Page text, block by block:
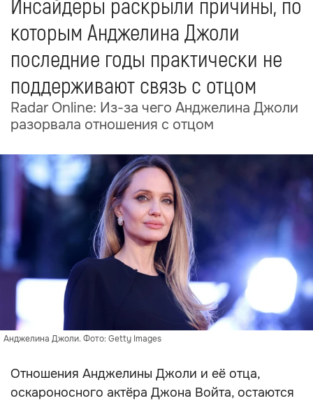
Инсайдеры раскрыли причины, по
которым Анджелина Джоли
последние годы практически не
поддерживают связь с отцом
Radar Online: Из-за чего Анджелина Джоли
разорвала отношения с отцом
Анджелина Джоли. Фото: Getty Images
Отношения Анджелины Джоли и её отца,
оскароносного актёра Джона Войта, остаются